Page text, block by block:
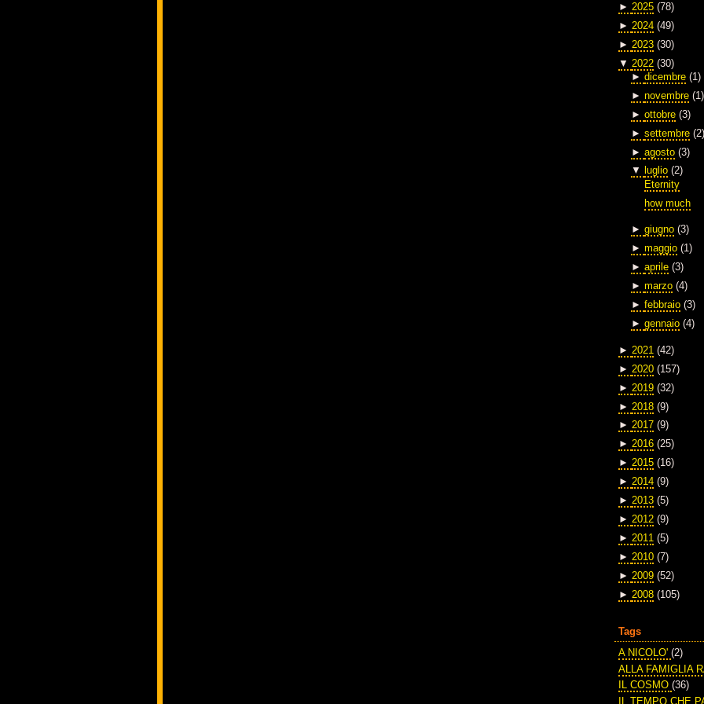
► 2025 (78)
► 2024 (49)
► 2023 (30)
▼ 2022 (30)
► dicembre (1)
► novembre (1)
► ottobre (3)
► settembre (2)
► agosto (3)
▼
luglio (2)
Eternity
how much
► giugno (3)
► maggio (1)
► aprile (3)
► marzo (4)
► febbraio (3)
► gennaio (4)
► 2021 (42)
► 2020 (157)
► 2019 (32)
► 2018 (9)
► 2017 (9)
► 2016 (25)
► 2015 (16)
► 2014 (9)
► 2013 (5)
► 2012 (9)
► 2011 (5)
► 2010 (7)
► 2009 (52)
► 2008 (105)
Tags
A NICOLO' (2)
ALLA FAMIGLIA
IL COSMO (36)
IL TEMPO CHE